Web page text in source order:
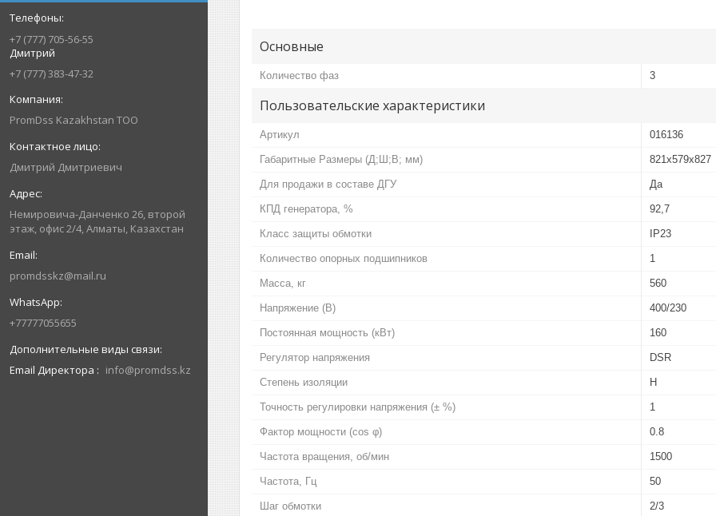
+7 (777) 705-56-55
Дмитрий
+7 (777) 383-47-32
PromDss Kazakhstan TOO
Дмитрий Дмитриевич
Немировича-Данченко 26, второй
этаж, офис 2/4, Алматы, Казахстан
promdsskz@mail.ru
+77777055655
Email Директора info@promdss.kz
Основные
Количество фаз 3
Пользовательские характеристики
Артикул 016136
Габаритные Размеры (Д;Ш;В; мм) 821х579х827
Для продажи в составе ДГУ Да
КПД генератора, % 92,7
Класс защиты обмотки IP23
Количество опорных подшипников 1
Масса, кг 560
Напряжение (В) 400/230
Постоянная мощность (кВт) 160
Регулятор напряжения DSR
Степень изоляции H
Точность регулировки напряжения (± %) 1
Фактор мощности (cos φ) 0.8
Частота вращения, об/мин 1500
Частота, Гц 50
Шаг обмотки 2/3